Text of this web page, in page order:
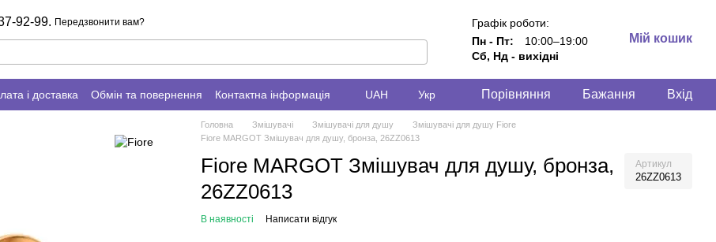
92-99. Передзвонити вам?
Графік роботи:
Пн - Пт:
10:00–19:00
Сб, Нд - вихідні
Мій кошик
і доставка Обмін та повернення Контактна інформація UAH Укр Порівняння Бажання Вхід
Головна Змішувачі Змішувачі для душу
Змішувачі для душу Fiore
Fiore MARGOT Змішувач для душу, бронза, 26ZZ0613
Fiore MARGOT Змішувач для душу, бронза,
26ZZ0613
Артикул
26ZZ0613
В наявності Написати відгук